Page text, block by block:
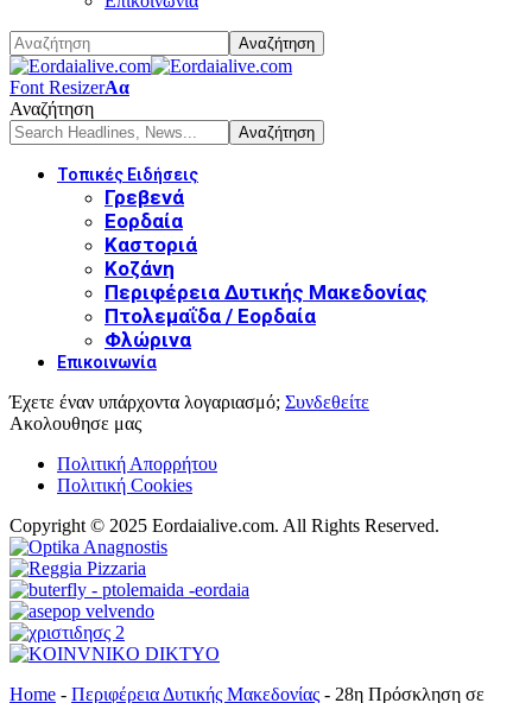
Font ResizerΑα
Αναζήτηση
Τοπικές Ειδήσεις
Γρεβενά
Εορδαία
Καστοριά
Κοζάνη
Περιφέρεια Δυτικής Μακεδονίας
Πτολεμαΐδα / Εορδαία
Φλώρινα
Επικοινωνία
Έχετε έναν υπάρχοντα λογαριασμό; Συνδεθείτε
Ακολουθησε μας
Πολιτική Απορρήτου
Πολιτική Cookies
Copyright © 2025 Eordaialive.com. All Rights Reserved.
Home - Περιφέρεια Δυτικής Μακεδονίας - 28η Πρόσκληση σε